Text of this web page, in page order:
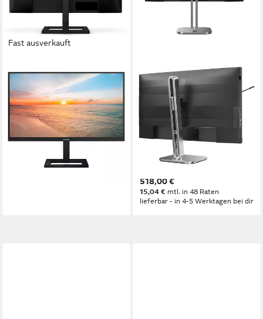
Fast ausverkauft
- LED (27) - 3840 x 2160
TFT-Monitor
3840 x 2160 px, 4K Ultra HD Auflösung
4 ms Reaktionszeit
60 Hz
Bildwiederholfrequenz
Produktdatenblatt
mtl. in 12 Raten
27B2U6903 - 6000 Series -
LED - 68.5 cm (27) - 3840 x
2160 4K UHD (21 TFT-
3840 x 2160 px, 4K Ultra HD
Auflösung
Reaktionszeit
Bildwiederholfrequenz
518,00 €
15,04 € mtl. in 48 Raten
lieferbar - in 4-5 Werktagen bei dir